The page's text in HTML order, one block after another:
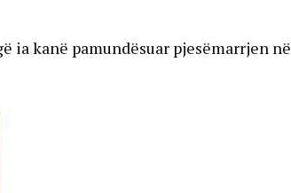
ia kanë pamundësuar pjesëmarrjen në